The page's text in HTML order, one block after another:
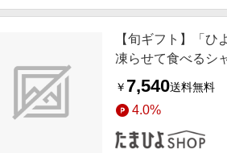
【旬ギフト】「
凍らせて食べるシ
￥ 7,540送料無料
4.0%